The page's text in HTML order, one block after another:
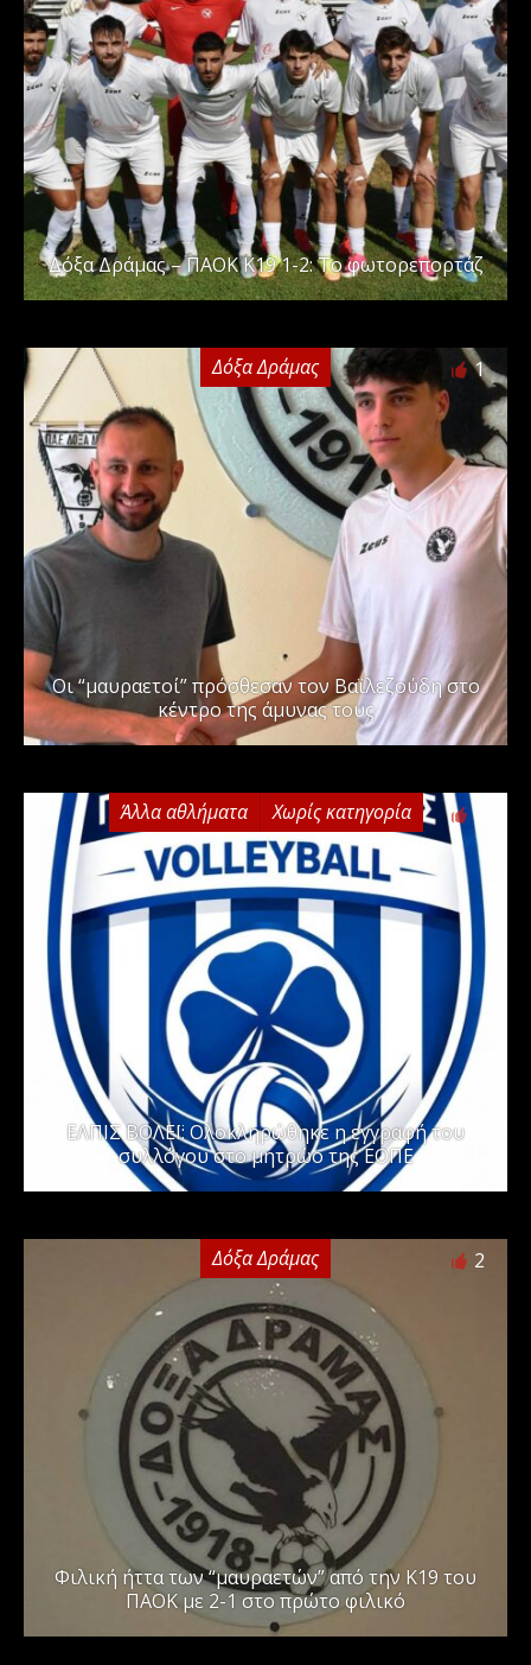
Δόξα Δράμας – ΠΑΟΚ Κ19 1-2: Το φωτορεπορτάζ
Δόξα Δράμας 1
Οι “μαυραετοί” πρόσθεσαν τον Βαϊλεζούδη στο
κέντρο της άμυνας τους
Άλλα αθλήματα Χωρίς κατηγορία 0
ΕΛΠΙΣ ΒΟΛΕΪ: Ολοκληρώθηκε η εγγραφή του
συλλόγου στο μητρώο της ΕΟΠΕ
Δόξα Δράμας 2
Φιλική ήττα των “μαυραετών” από την Κ19 του
ΠΑΟΚ με 2-1 στο πρώτο φιλικό